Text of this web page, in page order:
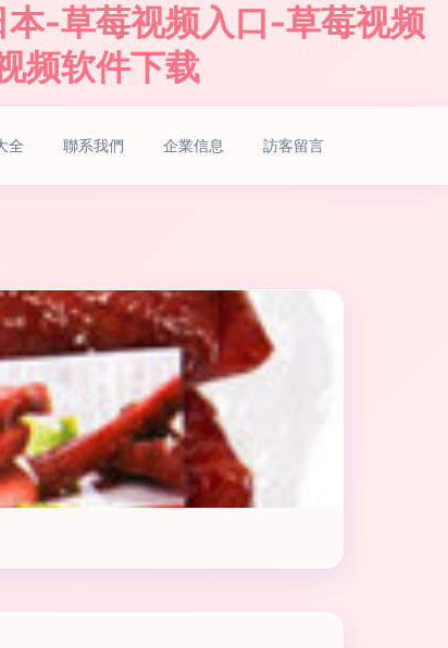
-草莓视频入口-草莓视频
频软件下载
全 聯系我們 企業信息 訪客留言